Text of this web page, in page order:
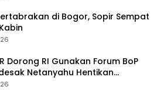
di Bogor, Sopir Sempat
Dorong RI Gunakan Forum BoP
Netanyahu Hentikan
Gaza